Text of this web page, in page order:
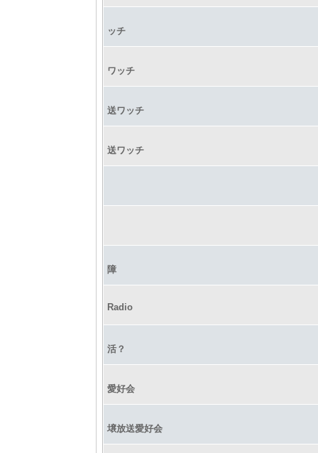
ッチ
ワッチ
送ワッチ
送ワッチ
障
Radio
活？
愛好会
壌放送愛好会